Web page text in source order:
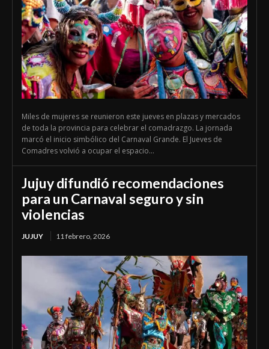
Miles de mujeres se reunieron este jueves en plazas y mercados
de toda la provincia para celebrar el comadrazgo. La jornada
marcó el inicio simbólico del Carnaval Grande. El Jueves de
Comadres volvió a ocupar el espacio...
Jujuy difundió recomendaciones
para un Carnaval seguro y sin
violencias
JUJUY 11 febrero, 2026